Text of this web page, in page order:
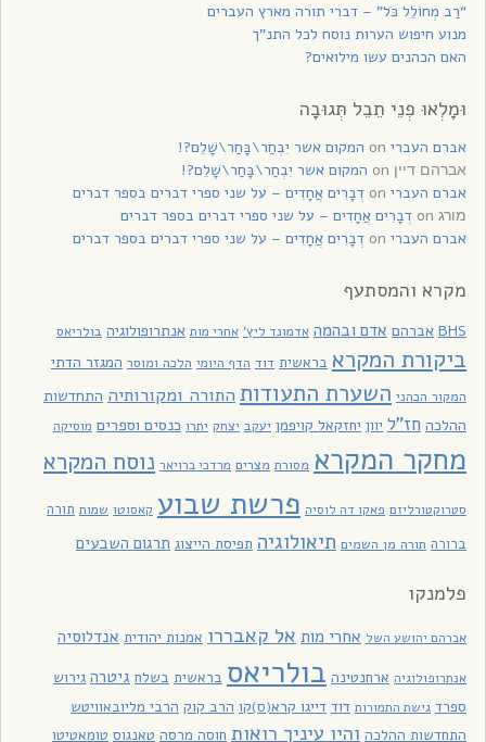
“רַב מְחוֹלֵל כֹּל” – דברי תורה מארץ העברים
מנוע חיפוש הערות נוסח לכל התנ”ך
האם הכהנים עשו מילואים?
וּמָלְאוּ פְנֵי תֵבֵל תְּגוּבָה
אברם העברי המקום אשר יִבְחַר\בָּחַר\שָׁלֵם?!
אברהם דיין
המקום אשר יִבְחַר\בָּחַר\שָׁלֵם?!
אברם העברי
דְבָרִים אֲחָדִים – על שני ספרי דברים בספר דברים
מורג
דְבָרִים אֲחָדִים – על שני ספרי דברים בספר דברים
אברם העברי
דְבָרִים אֲחָדִים – על שני ספרי דברים בספר דברים
מקרא והמסתעף
BHS אברהם אדם ובהמה אדמונד ליץ' אחרי מות אנתרופולוגיה בולריאס
ביקורת המקרא בראשית דוד הדף היומי הלכה ומוסר המגזר הדתי
המקור הכהני השערת התעודות התורה ומקורותיה התחדשות
ההלכה חז"ל יוון יחזקאל קויפמן יעקב יצחק יתרו כנסים וספרים מוסיקה
מחקר המקרא מסורת מצרים מרדכי ברויאר נוסח המקרא
סטרוקטורליזם פאקו דה לוסיה פרשת שבוע קאסוטו שמות תורה
ברורה תורה מן השמים תיאולוגיה תפיסת הייצוג תרגום השבעים
פלמנקו
אברהם יהושע השל אחרי מות אל קאבררו אמנות יהודית אנדלוסיה
אנתרופולוגיה ארחנטינה בולריאס בראשית בשלח גיטרה גירוש
ספרד גישת התמורות דוד דייגו קרא(ס)קו הרב קוק הרבי מליובאוויטש
התחדשות ההלכה והיו עיניך רואות חוסה מרסה טאנגוס טומאטיטו